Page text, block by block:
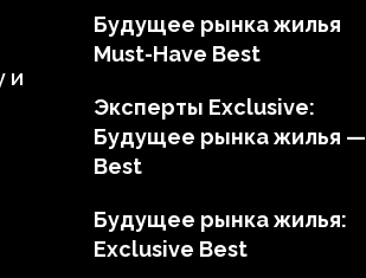
и
Будущее рынка жилья
Must-Have Best
Эксперты Exclusive:
Будущее рынка жилья —
Best
Будущее рынка жилья:
Exclusive Best